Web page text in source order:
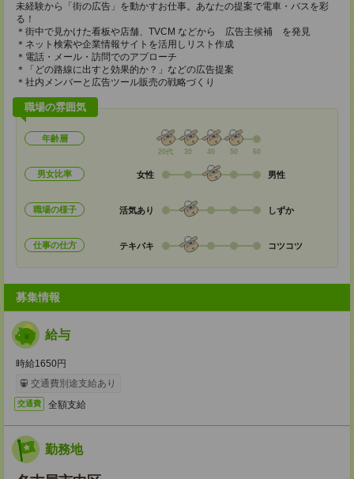
未経験から「街の広告」を動かすお仕事。あなたの提案で電車・バスを彩
る！
＊街中で見かけた看板や店舗、TVCM などから 広告主候補 を発見
＊ネット検索や企業情報サイトを活用しリスト作成
＊電話・メール・訪問でのアプローチ
＊「どの路線に出すと効果的か？」などの広告提案
＊社内メンバーと広告ツール販売の戦略づくり
職場の雰囲気
年齢層
20代 30 40 50 60
男女比率 女性 男性
職場の様子 活気あり しずか
仕事の仕方 テキパキ コツコツ
募集情報
給与
時給1650円
交通費別途支給あり
交通費 全額支給
勤務地